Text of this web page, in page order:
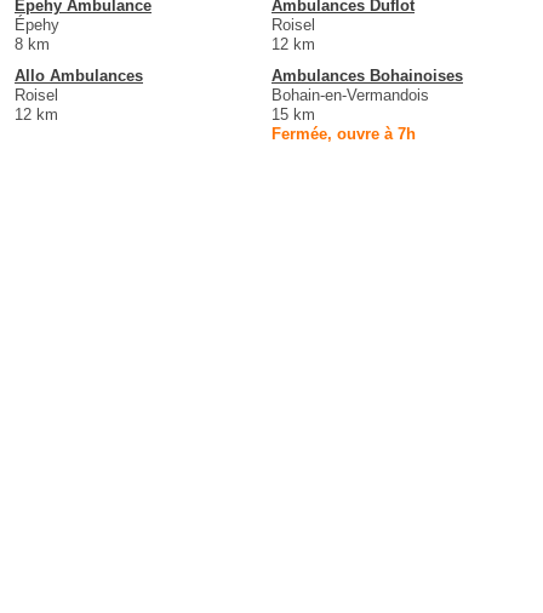
Epehy Ambulance
Épehy
8 km
Ambulances Duflot
Roisel
12 km
Allo Ambulances
Roisel
12 km
Ambulances Bohainoises
Bohain-en-Vermandois
15 km
Fermée, ouvre à 7h